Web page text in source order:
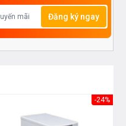
Đăng ký ngay
-24%